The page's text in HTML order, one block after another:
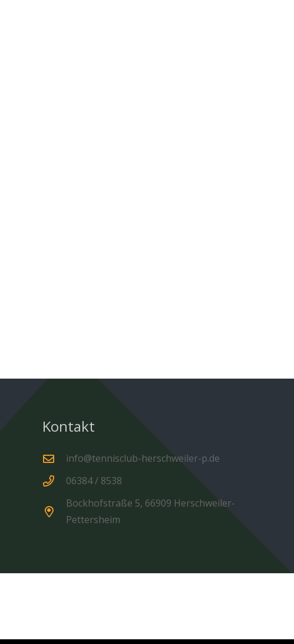
Kontakt
info@tennisclub-herschweiler-p.de
06384 / 8538
Bockhofstraße 5, 66909 Herschweiler-
Pettersheim